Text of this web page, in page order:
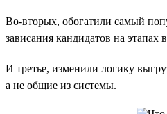
Во-вторых, обогатили самый
зависания кандидатов на
И третье, изменили логику
а не общие из системы.